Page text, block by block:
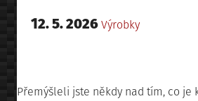
Posted
12. 5. 2026 Posted
Výrobky
Přemýšleli jste někdy nad tím, co je